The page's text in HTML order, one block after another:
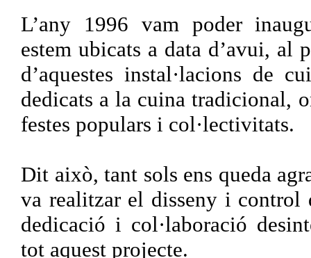
L’any 1996 vam poder
estem ubicats a data d’avui, al
d’aquestes instal·lacions de
dedicats a la cuina tradicional,
festes populars i col·lectivitats.
Dit això, tant sols ens queda
va realitzar el disseny i control
dedicació i col·laboració
tot aquest projecte.